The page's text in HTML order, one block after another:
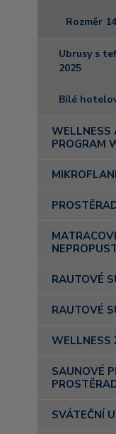
Rozměr
Ubrusy s
2025
Bílé
WELLNESS
PROGRAM
RAUTOVÉ
RAUTOVÉ
WELLNESS
SAUNOVÉ
SVÁTEČNÍ